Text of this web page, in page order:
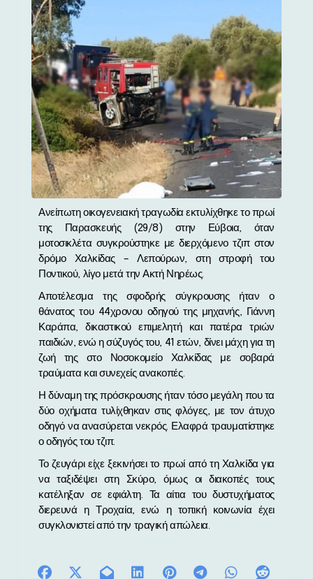
Ανείπωτη οικογενειακή τραγωδία εκτυλίχθηκε το πρωί
της Παρασκευής (29/8) στην Εύβοια, όταν
μοτοσικλέτα συγκρούστηκε με διερχόμενο τζιπ στον
δρόμο Χαλκίδας – Λεπούρων, στη στροφή του
Ποντικού, λίγο μετά την Ακτή Νηρέως.
Αποτέλεσμα της σφοδρής σύγκρουσης ήταν ο
θάνατος του 44χρονου οδηγού της μηχανής, Γιάννη
Καράπα, δικαστικού επιμελητή και πατέρα τριών
παιδιών, ενώ η σύζυγός του, 41 ετών, δίνει μάχη για τη
ζωή της στο Νοσοκομείο Χαλκίδας με σοβαρά
τραύματα και συνεχείς ανακοπές.
Η δύναμη της πρόσκρουσης ήταν τόσο μεγάλη που τα
δύο οχήματα τυλίχθηκαν στις φλόγες, με τον άτυχο
οδηγό να ανασύρεται νεκρός. Ελαφρά τραυματίστηκε
ο οδηγός του τζιπ.
Το ζευγάρι είχε ξεκινήσει το πρωί από τη Χαλκίδα για
να ταξιδέψει στη Σκύρο, όμως οι διακοπές τους
κατέληξαν σε εφιάλτη. Τα αίτια του δυστυχήματος
διερευνά η Τροχαία, ενώ η τοπική κοινωνία έχει
συγκλονιστεί από την τραγική απώλεια.